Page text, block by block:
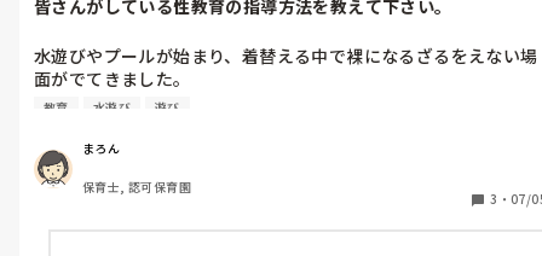
皆さんがしている性教育の指導方法を教えて下さい。
水遊びやプールが始まり、着替える中で裸になるざるをえない場
面がでてきました。
す。
皆さんの園では、どのように指導していますか？
教育 水遊び 遊び
まろん
保育士, 認可保育園
3 ・ 07/